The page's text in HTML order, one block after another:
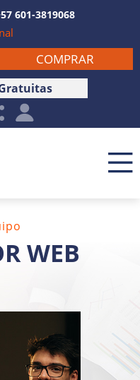
601-3819068
COMPRAR
WEB